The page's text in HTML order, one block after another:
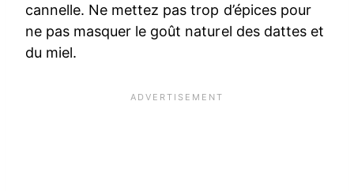
cannelle. Ne mettez pas trop d’épices pour
ne pas masquer le goût naturel des dattes et
du miel.